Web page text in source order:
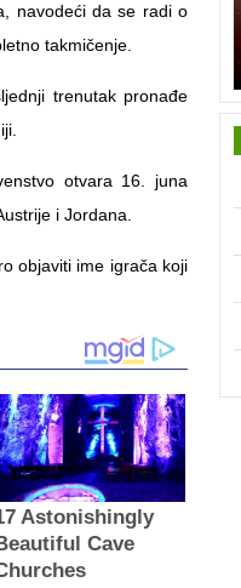
navodeći da se radi o
takmičenje.
trenutak pronađe
otvara 16. juna
i Jordana.
objaviti ime igrača koji